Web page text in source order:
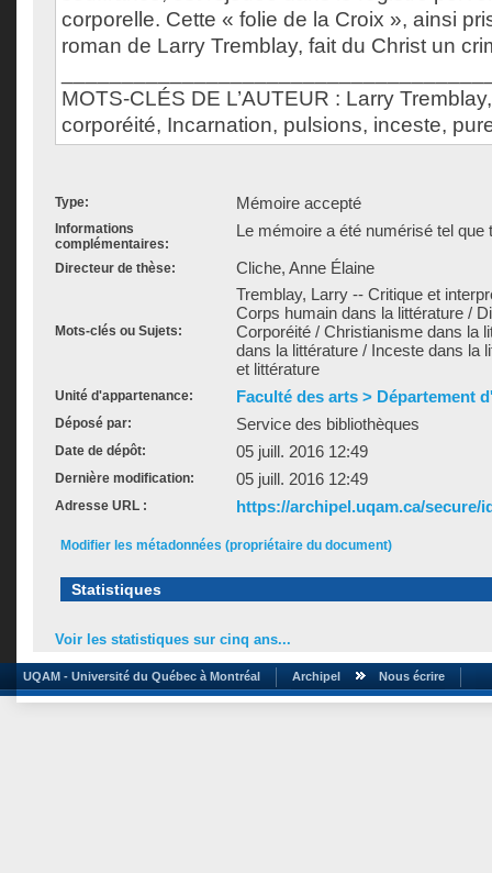
corporelle. Cette « folie de la Croix », ainsi
roman de Larry Tremblay, fait du Christ un
MOTS-CLÉS DE L’AUTEUR : Larry
corporéité, Incarnation, pulsions, inceste,
Type: Mémoire accepté
Informations
complémentaires:
Le mémoire a été numérisé tel que
Directeur de thèse: Cliche, Anne Élaine
Mots-clés ou Sujets:
Tremblay, Larry -- Critique et
Corps humain dans la littérature /
Corporéité / Christianisme dans la
dans la littérature / Inceste dans la
et littérature
Unité d'appartenance: Faculté des arts > Département
Déposé par: Service des bibliothèques
Date de dépôt: 05 juill. 2016 12:49
Dernière modification: 05 juill. 2016 12:49
Adresse URL : https://archipel.uqam.ca/secure/
Modifier les métadonnées (propriétaire du document)
Statistiques
Voir les statistiques sur cinq ans...
UQAM - Université du Québec à Montréal Archipel Nous écrire